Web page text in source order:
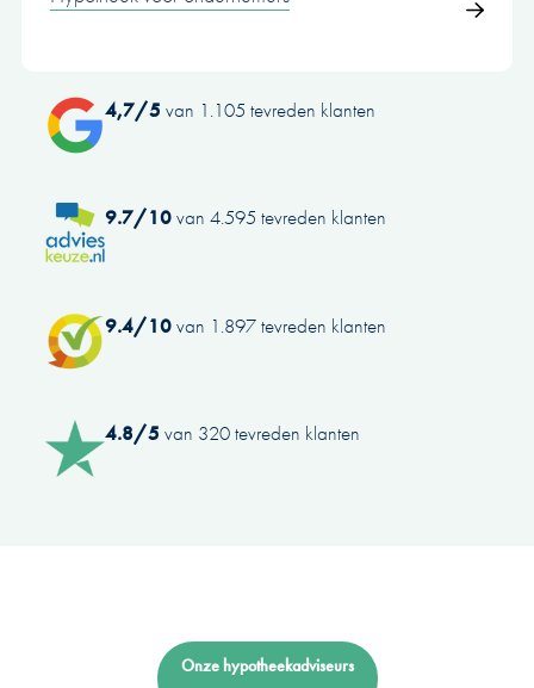
4,7/5 van 1.105 tevreden klanten
9.7/10van 4.595 tevreden klanten
9.4/10van 1.897 tevreden klanten
4.8/5 van 320 tevreden klanten
Onze hypotheekadviseurs